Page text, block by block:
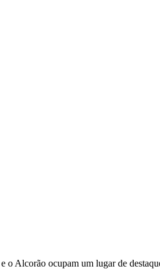
Alcorão ocupam um lugar de